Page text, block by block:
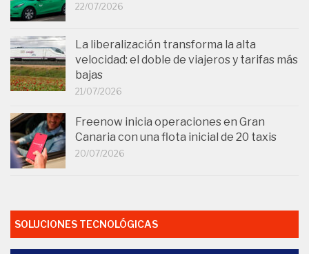
22/07/2026
La liberalización transforma la alta
velocidad: el doble de viajeros y tarifas más
bajas
21/07/2026
Freenow inicia operaciones en Gran
Canaria con una flota inicial de 20 taxis
20/07/2026
SOLUCIONES TECNOLÓGICAS